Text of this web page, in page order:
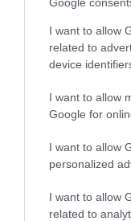
I want to allow
related to
device
I want to allow
Google for
I want to allow
personalized
I want to allow
related to
Το σχέδιο
Αντίστροφη
Ιστορική
ΤΟ ΠΑΡΟΝ:
Ο καιρός